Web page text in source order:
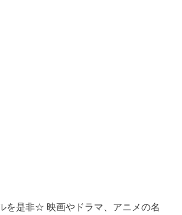
を是非☆ 映画やドラマ、アニメの名